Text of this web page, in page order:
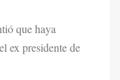
que haya
presidente de